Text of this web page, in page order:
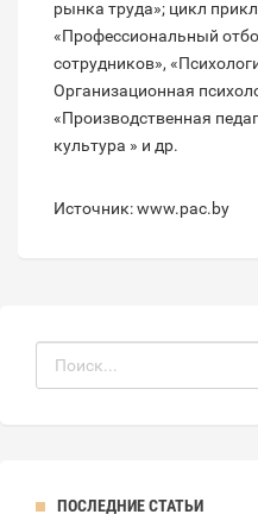
рынка труда»; цикл
«Профессиональный
сотрудников»,
Организационная
«Производственная
культура » и др.
Источник: www.pac.by
ПОСЛЕДНИЕ СТАТЬИ